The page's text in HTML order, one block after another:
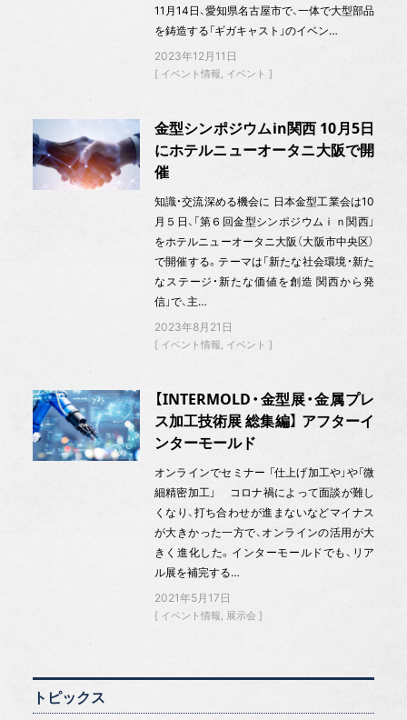
11月14日、愛知県名古屋市で、一体で大型部品
を鋳造する「ギガキャスト」のイベン…
2023年12月11日
イベント情報 イベント
金型シンポジウムin関西 10月5日
にホテルニューオータニ大阪で開
催
知識・交流深める機会に 日本金型工業会は10
月５日、「第６回金型シンポジウムｉｎ関西」
をホテルニューオータニ大阪（大阪市中央区）
で開催する。テーマは「新たな社会環境・新た
なステージ・新たな価値を創造 関西から発
信」で、主…
2023年8月21日
イベント情報 イベント
【INTERMOLD・金型展・金属プレ
ス加工技術展 総集編】 アフターイ
ンターモールド
オンラインでセミナー 「仕上げ加工や」や「微
細精密加工」 コロナ禍によって面談が難し
くなり、打ち合わせが進まないなどマイナス
が大きかった一方で、オンラインの活用が大
きく進化した。インターモールドでも、リア
ル展を補完する…
2021年5月17日
イベント情報 展示会
トピックス